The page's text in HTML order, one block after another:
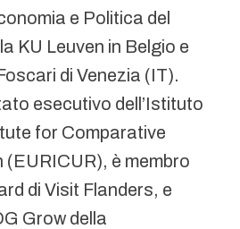
e Politica del
KU Leuven in Belgio e
di Venezia (IT).
esecutivo dell’Istituto
for Comparative
(EURICUR), è membro
di Visit Flanders, e
Grow della